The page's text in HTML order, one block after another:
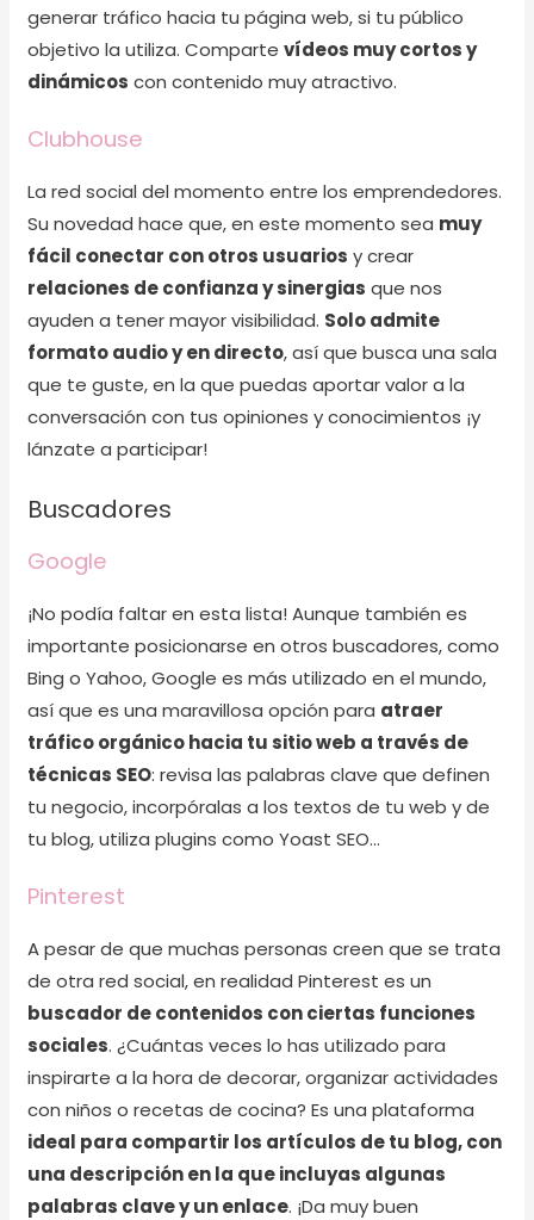
generar tráfico hacia tu página web, si tu público
objetivo la utiliza. Compartevídeos muy cortos y
dinámicos con contenido muy atractivo.
Clubhouse
La red social del momento entre los emprendedores.
Su novedad hace que, en este momento sea muy
fácil conectar con otros usuarios y crear
relaciones de confianza y sinergias que nos
ayuden a tener mayor visibilidad. Solo admite
formato audio y en directo, así que busca una sala
que te guste, en la que puedas aportar valor a la
conversación con tus opiniones y conocimientos ¡y
lánzate a participar!
Buscadores
Google
¡No podía faltar en esta lista! Aunque también es
importante posicionarse en otros buscadores, como
Bing o Yahoo, Google es más utilizado en el mundo,
así que es una maravillosa opción para atraer
tráfico orgánico hacia tu sitio web a través de
técnicas SEO: revisa las palabras clave que definen
tu negocio, incorpóralas a los textos de tu web y de
tu blog, utiliza plugins como Yoast SEO…
Pinterest
A pesar de que muchas personas creen que se trata
de otra red social, en realidad Pinterest es un
buscador de contenidos con ciertas funciones
sociales. ¿Cuántas veces lo has utilizado para
inspirarte a la hora de decorar, organizar actividades
con niños o recetas de cocina? Es una plataforma
ideal para compartir los artículos de tu blog, con
una descripción en la que incluyas algunas
palabras clave y un enlace. ¡Da muy buen